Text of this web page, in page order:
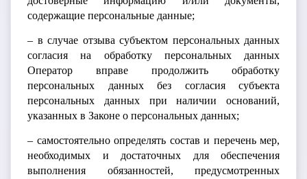
содержащие персональные данные;
– в случае отзыва субъектом персональных данных
согласия на обработку персональных данных
Оператор вправе продолжить обработку
персональных данных без согласия субъекта
персональных данных при наличии оснований,
указанных в Законе о персональных данных;
– самостоятельно определять состав и перечень мер,
необходимых и достаточных для обеспечения
выполнения обязанностей, предусмотренных